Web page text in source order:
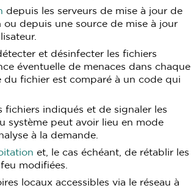
depuis les serveurs de mise à jour de
ou depuis une source de mise à jour
et désinfecter les fichiers
éventuelle de menaces dans chaque
du fichier est comparé à un code qui
fichiers indiqués et de signaler les
système peut avoir lieu en mode
à la demande.
et, le cas échéant, de rétablir les
modifiées.
locaux accessibles via le réseau à